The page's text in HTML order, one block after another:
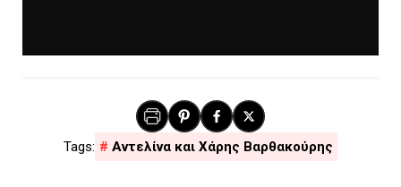
Αντελίνα και Χάρης Βαρθακούρης